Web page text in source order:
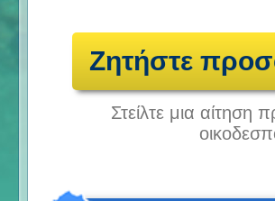
Ζητήστε
Στείλτε μια αίτηση